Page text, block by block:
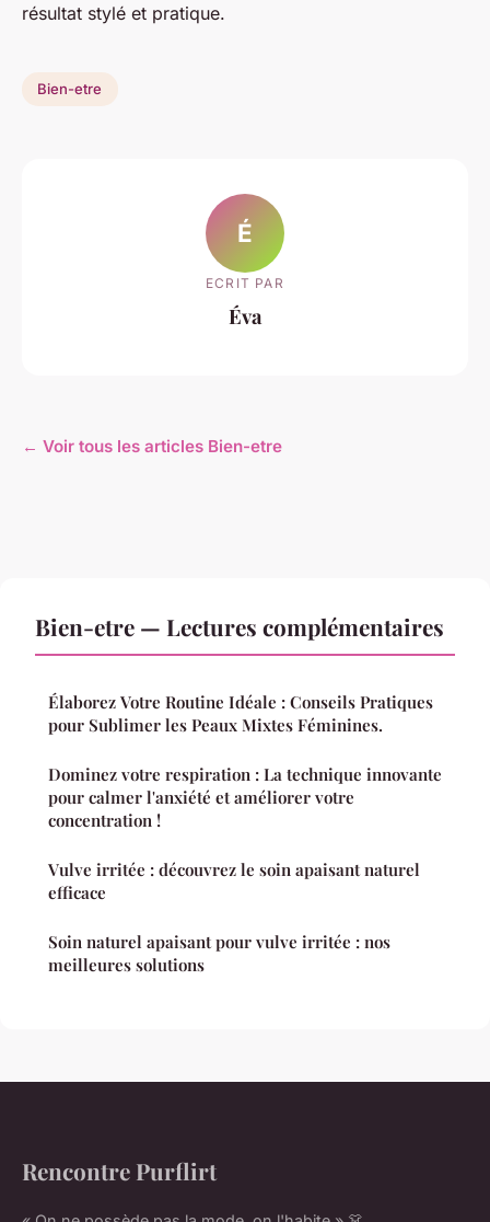
résultat stylé et pratique.
Bien-etre
É
ECRIT PAR
Éva
← Voir tous les articles Bien-etre
Bien-etre — Lectures complémentaires
Élaborez Votre Routine Idéale : Conseils Pratiques
pour Sublimer les Peaux Mixtes Féminines.
Dominez votre respiration : La technique innovante
pour calmer l'anxiété et améliorer votre
concentration !
Vulve irritée : découvrez le soin apaisant naturel
efficace
Soin naturel apaisant pour vulve irritée : nos
meilleures solutions
Rencontre Purflirt